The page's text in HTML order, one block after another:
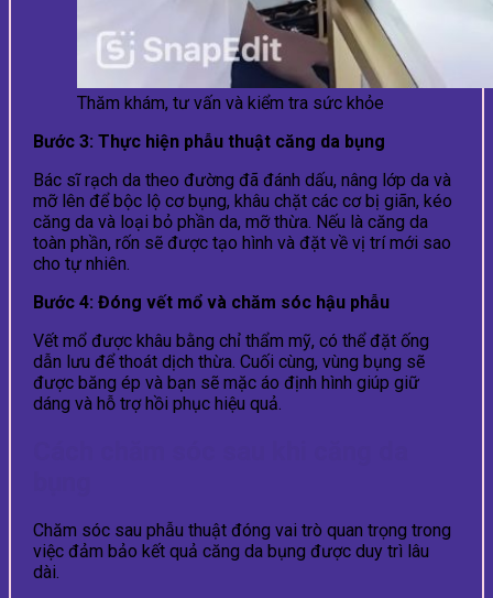
Thăm khám, tư vấn và kiểm tra sức khỏe
Bước 3: Thực hiện phẫu thuật căng da bụng
Bác sĩ rạch da theo đường đã đánh dấu, nâng lớp da và
mỡ lên để bộc lộ cơ bụng, khâu chặt các cơ bị giãn, kéo
căng da và loại bỏ phần da, mỡ thừa. Nếu là căng da
toàn phần, rốn sẽ được tạo hình và đặt về vị trí mới sao
cho tự nhiên.
Bước 4: Đóng vết mổ và chăm sóc hậu phẫu
Vết mổ được khâu bằng chỉ thẩm mỹ, có thể đặt ống
dẫn lưu để thoát dịch thừa. Cuối cùng, vùng bụng sẽ
được băng ép và bạn sẽ mặc áo định hình giúp giữ
dáng và hỗ trợ hồi phục hiệu quả.
Chăm sóc sau phẫu thuật đóng vai trò quan trọng trong
việc đảm bảo kết quả căng da bụng được duy trì lâu
dài.